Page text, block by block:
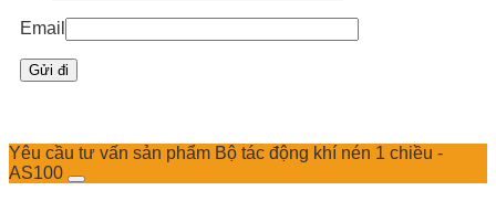
Email
Yêu cầu tư vấn sản phẩm Bộ tác động khí nén 1 chiều -
AS100